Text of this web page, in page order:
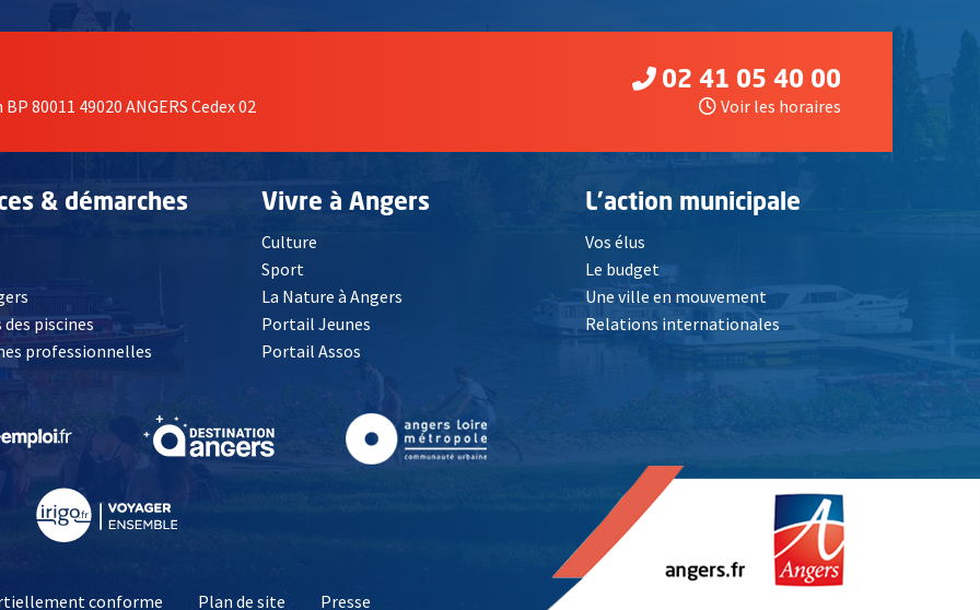
80011 49020 ANGERS Cedex 02
02 41 05 40 00
Voir les horaires
& démarches
, Ouvre une nouvelle fenêtre
piscines
professionnelles
Vivre à Angers
Culture
Sport
La Nature à Angers
Portail Jeunes
Portail Assos
L'action municipale
Vos élus
Le budget
Une ville en mouvement
Relations internationales
fenêtre , Ouvre une nouvelle fenêtre , Ouvre une nouvelle fenêtre, Ouvre une nouvelle fenêtre
conforme Plan de site Presse , Ouvre une nouvelle fenêtre